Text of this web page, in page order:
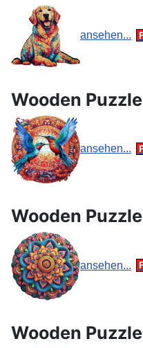
ansehen...
Wooden
ansehen...
Wooden
ansehen...
Wooden